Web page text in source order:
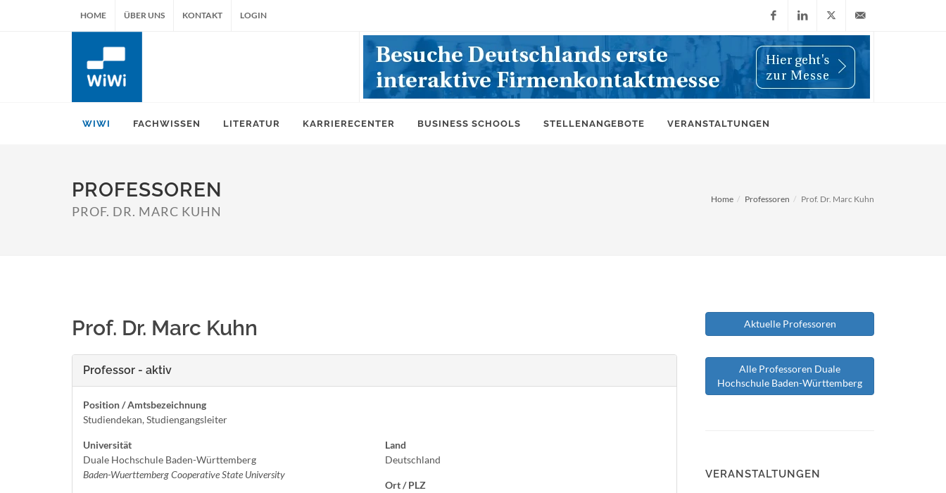
HOME ÜBER UNS KONTAKT LOGIN
FacebookLinkedIn
X
(Twitter)
info@wiwi-
WIWI FACHWISSEN LITERATUR KARRIERECENTER BUSINESS SCHOOLS STELLENANGEBOTE VERANSTALTUNGEN
PROFESSOREN
PROF. DR. MARC KUHN
Home Professoren Prof. Dr. Marc Kuhn
Prof. Dr. Marc Kuhn
Professor - aktiv
Position / Amtsbezeichnung
Studiendekan, Studiengangsleiter
Universität
Duale Hochschule Baden-Württemberg
Baden-Wuerttemberg Cooperative State University
Land
Deutschland
Ort / PLZ
Aktuelle Professoren
Alle Professoren Duale
Hochschule Baden-Württemberg
VERANSTALTUNGEN